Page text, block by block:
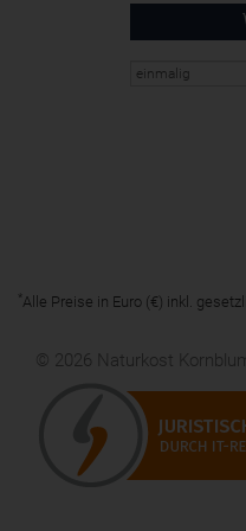
*Alle Preise in Euro (€) inkl.
© 2026 Naturkost